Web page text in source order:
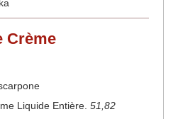
Crème
Liquide Entière. 51,82